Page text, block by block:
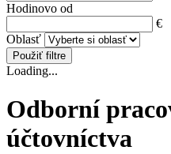
Hodinovo od
€
Oblasť
Použiť filtre
Loading...
Odborní
účtovníctva